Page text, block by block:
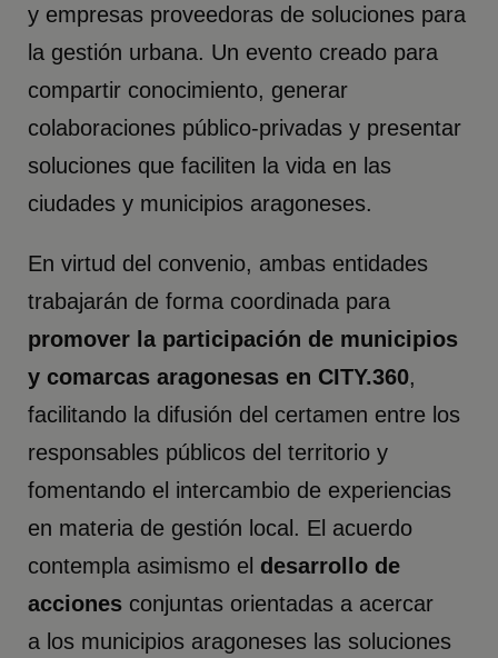
y empresas proveedoras de soluciones para
la gestión urbana. Un evento creado para
compartir conocimiento, generar
colaboraciones público-privadas y presentar
soluciones que faciliten la vida en las
ciudades y municipios aragoneses.
En virtud del convenio, ambas entidades
trabajarán de forma coordinada para
promover la participación de municipios
y comarcas aragonesas en CITY.360,
facilitando la difusión del certamen entre los
responsables públicos del territorio y
fomentando el intercambio de experiencias
en materia de gestión local. El acuerdo
contempla asimismo el desarrollo de
acciones conjuntas orientadas a acercar
a los municipios aragoneses las soluciones